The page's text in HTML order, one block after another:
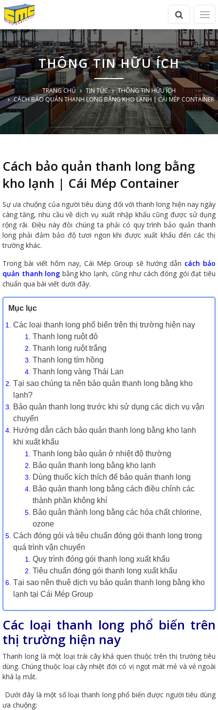
THÔNG TIN HỮU ÍCH
TRANG CHỦ TIN TỨC
THÔNG TIN HỮU ÍCH
CÁCH BẢO QUẢN THANH LONG BẰNG KHO LẠNH | CÁI MÉP CONTAINER
Cách bảo quản thanh long bằng
kho lạnh | Cái Mép Container
Sự ưa chuộng của người tiêu dùng đối với thanh long hiện nay ngày
càng tăng, nhu cầu về dịch vụ xuất nhập khẩu cũng được sử dụng
rộng rãi. Điều này đòi chúng ta phải có quy trình bảo quản thanh
long phải đảm bảo độ tươi ngon khi được xuất khẩu đến các thị
trường khác.
Trong bài viết hôm nay, Cái Mép Group sẽ hướng dẫn cách bảo
quản thanh long bằng kho lạnh, cũng như cách đóng gói đạt tiêu
chuẩn qua bài viết dưới đây.
Mục lục
Các loại thanh long phổ biến trên thị trường hiện nay
Thanh long ruột đỏ
Thanh long ruột trắng
Thanh long tím hồng
Thanh long vàng Thái Lan
Tại sao chúng ta nên bảo quản thanh long bằng kho
lạnh?
Bảo quản thanh long trước khi sử dụng các dịch vụ vận
chuyển
Hướng dẫn cách bảo quản thanh long bằng kho lạnh
khi xuất khẩu
Thanh long bảo quản ở nhiệt độ thường
Bảo quản thanh long bằng kho lạnh
Dùng thuốc kích thích để bảo quản thanh long
Bảo quản thanh long bằng cách điều chỉnh các
thành phần không khí
Bảo quản thành long bằng các hóa chất chlorine,
ozone
Cách đóng gói và tiêu chuẩn đóng gói thanh long trong
quá trình vận chuyển
Quy trình đóng gói thanh long xuất khẩu
Tiêu chuẩn đóng gói thanh long xuất khẩu
Tại sao nên thuê dịch vụ bảo quản thanh long bằng kho
lạnh tại Cái Mép Group
Các loại thanh long phổ biến trên
thị trường hiện nay
Thanh long là một loại trái cây khá quen thuộc trên thị trường tiêu
dùng. Chúng thuộc loại cây nhiệt đới có vị ngọt mát mẻ và vẻ ngoài
khá lạ mắt.
Dưới đây là một số loại thanh long phổ biến được người tiêu dùng
ưa chuộng: